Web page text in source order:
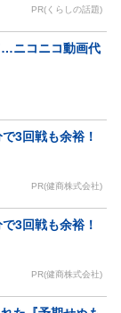
PR(くらしの話題)
…ニコニコ動画代
3回戦も余裕！
PR(健商株式会社)
3回戦も余裕！
PR(健商株式会社)